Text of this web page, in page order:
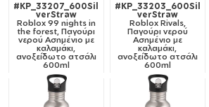
#KP_33207_600Sil
verStraw
Roblox 99 nights in
the forest, Παγούρι
νερού Ασημένιο με
καλαμάκι,
ανοξείδωτο ατσάλι
600ml
#KP_33203_600Sil
verStraw
Roblox Rivals,
Παγούρι νερού
Ασημένιο με
καλαμάκι,
ανοξείδωτο ατσάλι
600ml